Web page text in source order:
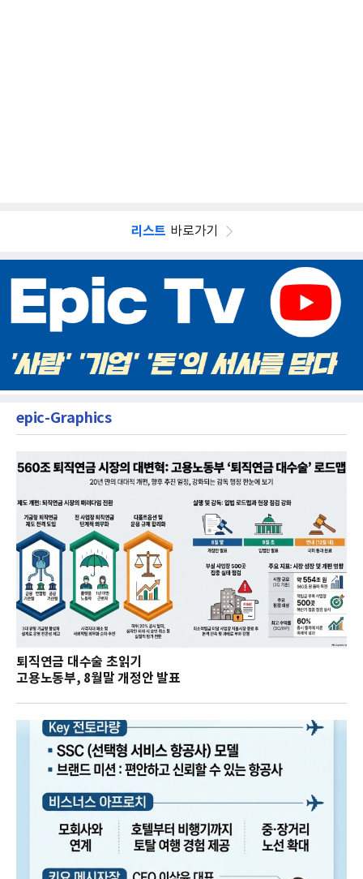
리스트 바로가기
epic-Graphics
퇴직연금 대수술 초읽기
고용노동부, 8월말 개정안 발표